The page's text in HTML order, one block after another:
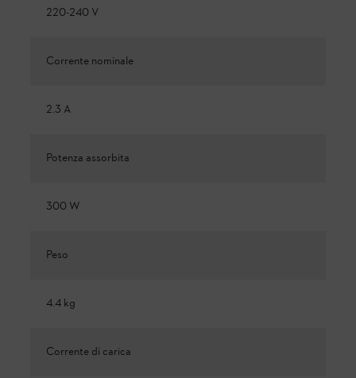
220-240 V
Corrente nominale
2.3 A
Potenza assorbita
300 W
Peso
4.4 kg
Corrente di carica